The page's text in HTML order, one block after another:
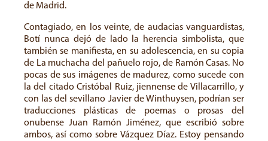
de Madrid.
Contagiado, en los veinte, de audacias vanguardistas,
Botí nunca dejó de lado la herencia simbolista, que
también se manifiesta, en su adolescencia, en su copia
de La muchacha del pañuelo rojo, de Ramón Casas. No
pocas de sus imágenes de madurez, como sucede con
la del citado Cristóbal Ruiz, jiennense de Villacarrillo, y
con las del sevillano Javier de Winthuysen, podrían ser
traducciones plásticas de poemas o prosas del
onubense Juan Ramón Jiménez, que escribió sobre
ambos, así como sobre Vázquez Díaz. Estoy pensando